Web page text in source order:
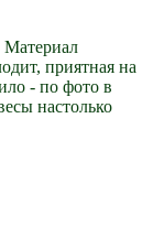
приятная на
- по фото в
настолько